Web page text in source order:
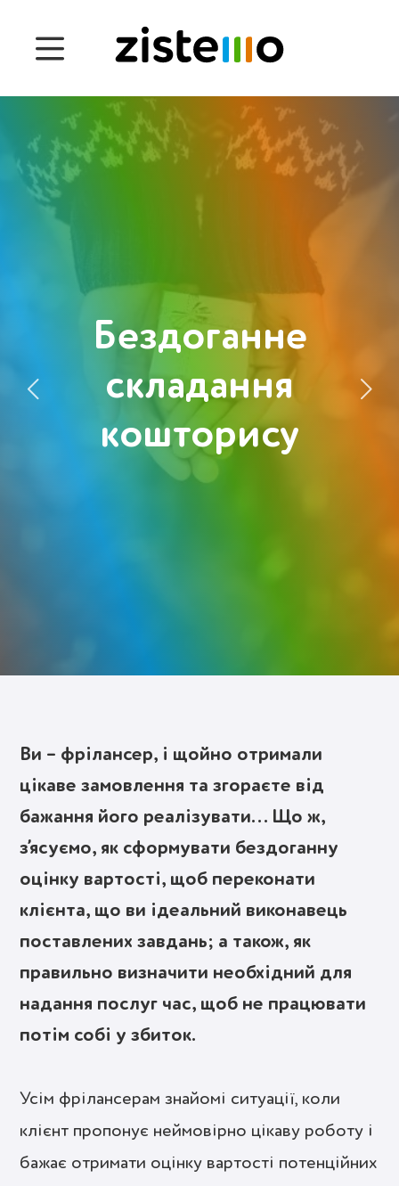
Функціонал
Управління присутністю
Управління проєктом
Čeština
Deutsch
Бездоганне
складання
кошторису
Ви – фрілансер, і щойно отримали
цікаве замовлення та згораєте від
бажання його реалізувати… Що ж,
з’ясуємо, як сформувати бездоганну
оцінку вартості, щоб переконати
клієнта, що ви ідеальний виконавець
поставлених завдань; а також, як
правильно визначити необхідний для
надання послуг час, щоб не працювати
потім собі у збиток.
Усім фрілансерам знайомі ситуації, коли
клієнт пропонує неймовірно цікаву роботу і
бажає отримати оцінку вартості потенційних